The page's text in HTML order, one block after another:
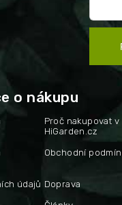
o nákupu
Proč nakupovat v
HiGarden.cz
Obchodní
údajů Doprava